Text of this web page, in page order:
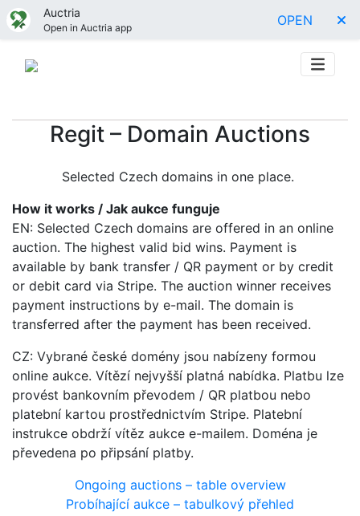
Auctria
Open in Auctria app OPEN
Regit – Domain Auctions
Selected Czech domains in one place.
How it works / Jak aukce funguje
EN: Selected Czech domains are offered in an online
auction. The highest valid bid wins. Payment is
available by bank transfer / QR payment or by credit
or debit card via Stripe. The auction winner receives
payment instructions by e-mail. The domain is
transferred after the payment has been received.
CZ: Vybrané české domény jsou nabízeny formou
online aukce. Vítězí nejvyšší platná nabídka. Platbu lze
provést bankovním převodem / QR platbou nebo
platební kartou prostřednictvím Stripe. Platební
instrukce obdrží vítěz aukce e-mailem. Doména je
převedena po připsání platby.
Ongoing auctions – table overview
Probíhající aukce – tabulkový přehled